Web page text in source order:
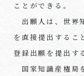
ことができる。
出願人は、世界
を直接提出するこ
登録出願を提出す
国家知識産権局